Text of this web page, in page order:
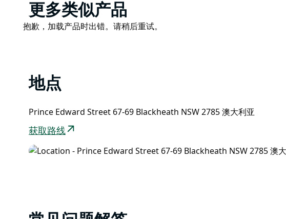
Product
List
更多类似产品
Product
抱歉，加载产品时出错。请稍后重试。
地点
Prince Edward Street 67-69 Blackheath NSW 2785 澳大利亚
获取路线